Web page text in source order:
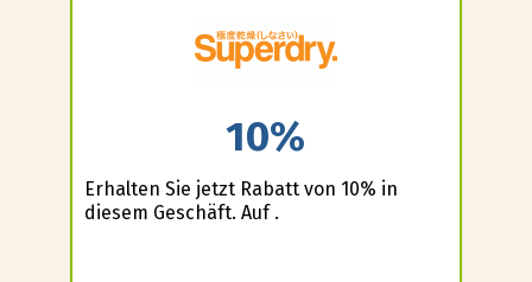
10%
Erhalten Sie jetzt Rabatt von 10% in
diesem Geschäft. Auf .